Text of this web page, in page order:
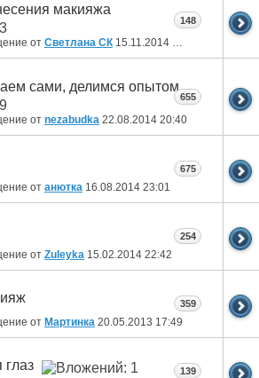
макияжа
от Светлана СК 15.11.2014 17:22
148
сами, делимся опытом
от nezabudka 22.08.2014 20:40
655
от анютка 16.08.2014 23:01
675
от Zuleyka 15.02.2014 22:42
254
от Мартинка 20.05.2013 17:49
359
глаз 139